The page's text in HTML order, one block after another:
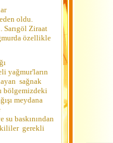
oldu.
Sarıgöl Ziraat
özellikle
yağmur'ların
sağnak
bölgemizdeki
meydana
su baskınından
gerekli